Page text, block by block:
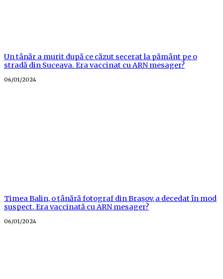
Un tânăr a murit după ce căzut secerat la pământ pe o
stradă din Suceava. Era vaccinat cu ARN mesager?
Posted
06/01/2024
Timea Balin, o tânără fotograf din Brașov, a decedat în mod
suspect. Era vaccinată cu ARN mesager?
Posted
06/01/2024